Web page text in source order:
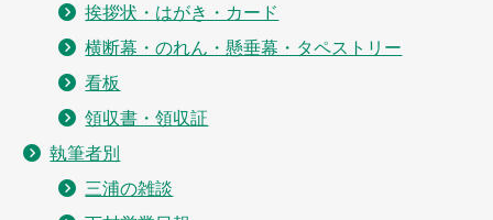
挨拶状・はがき・カード
横断幕・のれん・懸垂幕・タペストリー
看板
領収書・領収証
執筆者別
三浦の雑談